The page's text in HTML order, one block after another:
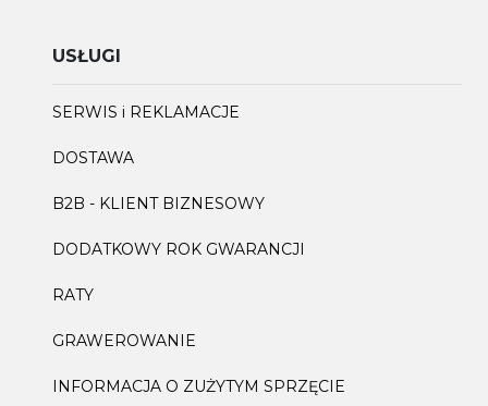
USŁUGI
SERWIS i REKLAMACJE
DOSTAWA
B2B - KLIENT BIZNESOWY
DODATKOWY ROK GWARANCJI
RATY
GRAWEROWANIE
INFORMACJA O ZUŻYTYM SPRZĘCIE